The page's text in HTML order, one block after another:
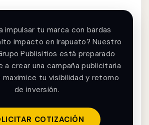
impulsar tu marca con bardas
impacto en Irapuato? Nuestro
Publisitios está preparado
a crear una campaña publicitaria
tu visibilidad y retorno
de inversión.
COTIZACIÓN